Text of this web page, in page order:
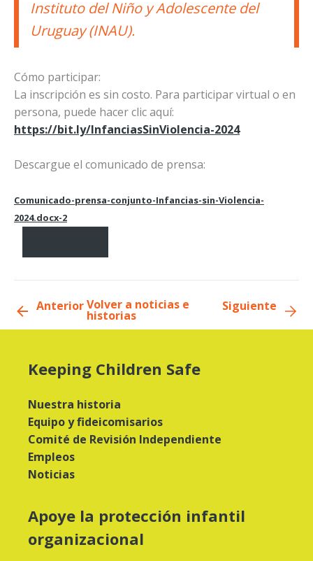
Instituto del Niño y Adolescente del
Uruguay (INAU).
Cómo participar:
La inscripción es sin costo. Para participar virtual o en
persona, puede hacer clic aquí:
https://bit.ly/InfanciasSinViolencia-2024
Descargue el comunicado de prensa:
Comunicado-prensa-conjunto-Infancias-sin-Violencia-
2024.docx-2
AnteriorVolver a noticias e
historias
Siguiente
Keeping Children Safe
Nuestra historia
Equipo y fideicomisarios
Comité de Revisión Independiente
Empleos
Noticias
Apoye la protección infantil
organizacional